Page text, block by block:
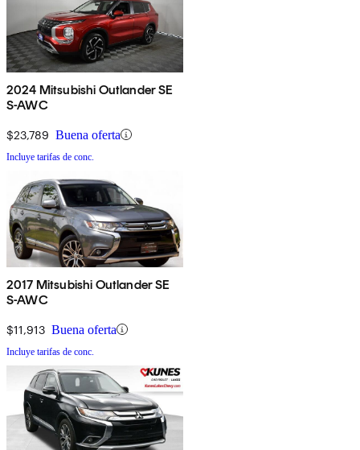
2024 Mitsubishi Outlander SE
S-AWC
$23,789 Buena oferta
Incluye tarifas de conc.
2017 Mitsubishi Outlander SE
S-AWC
$11,913 Buena oferta
Incluye tarifas de conc.